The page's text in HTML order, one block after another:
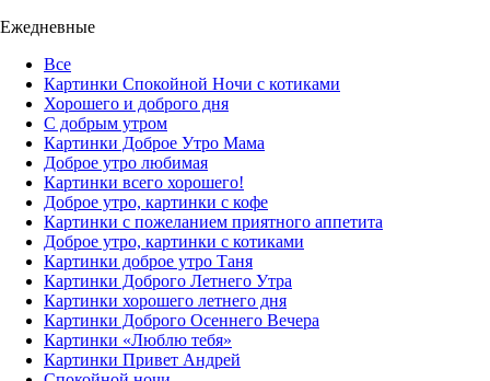
Ежедневные
Все
Картинки Спокойной Ночи с котиками
Хорошего и доброго дня
С добрым утром
Картинки Доброе Утро Мама
Доброе утро любимая
Картинки всего хорошего!
Доброе утро, картинки с кофе
Картинки с пожеланием приятного аппетита
Доброе утро, картинки с котиками
Картинки доброе утро Таня
Картинки Доброго Летнего Утра
Картинки хорошего летнего дня
Картинки Доброго Осеннего Вечера
Картинки «Люблю тебя»
Картинки Привет Андрей